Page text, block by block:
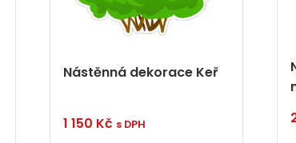
Nástěnná dekorace Keř
1 150 Kč s DPH